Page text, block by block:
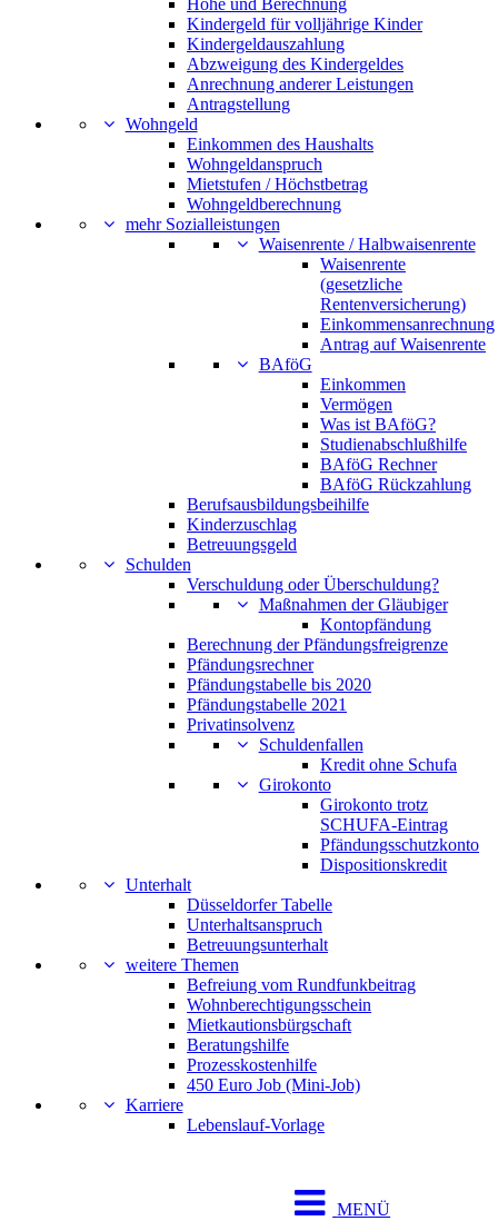
Höhe und Berechnung
Kindergeld für volljährige Kinder
Kindergeldauszahlung
Abzweigung des Kindergeldes
Anrechnung anderer Leistungen
Antragstellung
Wohngeld
Einkommen des Haushalts
Wohngeldanspruch
Mietstufen / Höchstbetrag
Wohngeldberechnung
mehr Sozialleistungen
Waisenrente / Halbwaisenrente
Waisenrente
(gesetzliche
Rentenversicherung)
Einkommensanrechnung
Antrag auf Waisenrente
BAföG
Einkommen
Vermögen
Was ist BAföG?
Studienabschlußhilfe
BAföG Rechner
BAföG Rückzahlung
Berufsausbildungsbeihilfe
Kinderzuschlag
Betreuungsgeld
Schulden
Verschuldung oder Überschuldung?
Maßnahmen der Gläubiger
Kontopfändung
Berechnung der Pfändungsfreigrenze
Pfändungsrechner
Pfändungstabelle bis 2020
Pfändungstabelle 2021
Privatinsolvenz
Schuldenfallen
Kredit ohne Schufa
Girokonto
Girokonto trotz
SCHUFA-Eintrag
Pfändungsschutzkonto
Dispositionskredit
Unterhalt
Düsseldorfer Tabelle
Unterhaltsanspruch
Betreuungsunterhalt
weitere Themen
Befreiung vom Rundfunkbeitrag
Wohnberechtigungsschein
Mietkautionsbürgschaft
Beratungshilfe
Prozesskostenhilfe
450 Euro Job (Mini-Job)
Karriere
Lebenslauf-Vorlage
MENÜ